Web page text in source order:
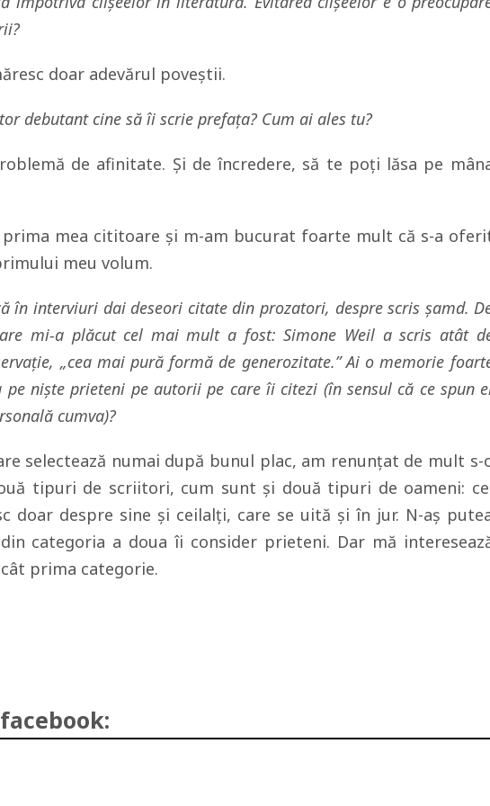
doar adevărul poveștii.
debutant cine să îi scrie prefața? Cum ai ales tu?
de afinitate. Și de încredere, să te poți lăsa pe
mea cititoare și m-am bucurat foarte mult că s-a
meu volum.
în interviuri dai deseori citate din prozatori, despre scris șamd.
mi-a plăcut cel mai mult a fost:Simone Weil a scris atât
„cea mai pură formă de generozitate.”Ai o memorie
pe niște prieteni pe autorii pe care îi citezi (în sensul că ce spun
cumva)?
selectează numai după bunul plac, am renunțat de mult s-
tipuri de scriitori, cum sunt și două tipuri de oameni:
doar despre sine și ceilalți, care se uită și în jur. N-aș
categoria a doua îi consider prieteni. Dar mă
prima categorie.